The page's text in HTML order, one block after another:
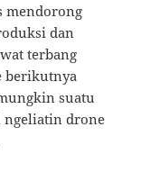
mendorong
dan
terbang
berikutnya
suatu
ngeliatin drone